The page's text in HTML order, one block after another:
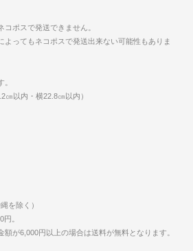
ポスで発送できません。
よってもネコポスで発送出来ない可能性もありま
㎝以内・横22.8㎝以内）
を除く）
。
額が6,000円以上の場合は送料が無料となります。